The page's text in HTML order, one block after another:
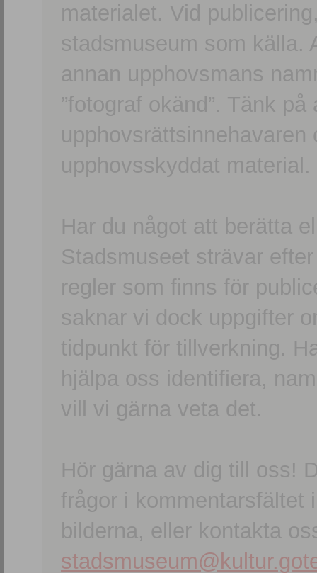
materialet. Vid
stadsmuseum som källa.
annan upphovsmans
”fotograf okänd”. Tänk
upphovsskyddat material.
Har du något att berätta
Stadsmuseet strävar
regler som finns för
saknar vi dock uppgifter
tidpunkt för tillverkning.
hjälpa oss identifiera,
vill vi gärna veta det.
Hör gärna av dig till oss!
frågor i kommentarsfältet
bilderna, eller kontakta